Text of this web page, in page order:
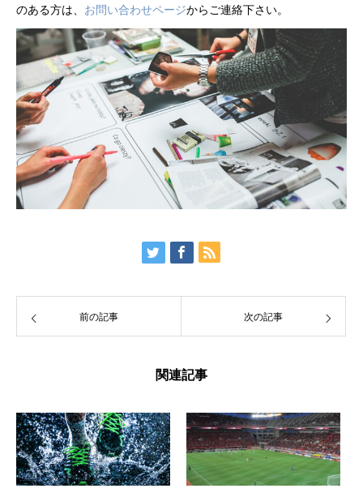
のある方は、 お問い合わせページからご連絡下さい。
前の記事 次の記事
関連記事